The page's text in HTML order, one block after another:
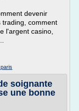
devenir
trading, comment
l'argent casino,
soignante
une bonne